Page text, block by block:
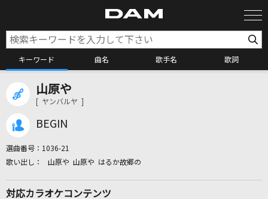
キーワード 曲名 歌手名 歌詞
山原や
[ ヤンバルヤ ]
BEGIN
選曲番号： 1036-21
山原や 山原や はるか故郷の
対応カラオケコンテンツ